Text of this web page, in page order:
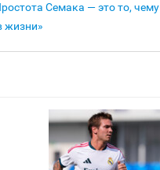
Семака — это то, чему
жизни»